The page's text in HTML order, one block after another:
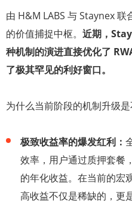
由 H&M LABS 与 Staynex
的价值捕捉中枢。 近期，
种机制的演进直接优化了
了极其罕见的利好窗口。
为什么当前阶段的机制升级
极致收益率的爆发红利：
效率，用户通过质押套餐
的年化收益。在当前的宏
高收益不仅是稀缺的，更